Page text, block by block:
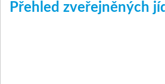
Přehled zveřejněných